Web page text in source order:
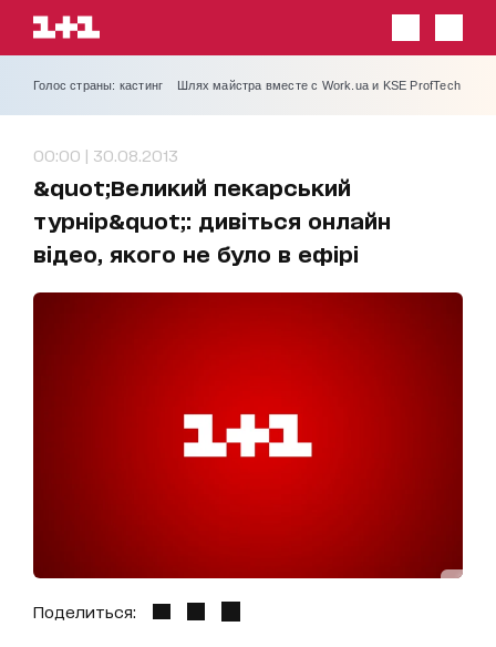
Голос страны: кастинг Шлях майстра вместе с Work.ua и KSE ProfTech
00:00 | 30.08.2013
&quot;Великий пекарський
турнір&quot;: дивіться онлайн
відео, якого не було в ефірі
Поделиться: